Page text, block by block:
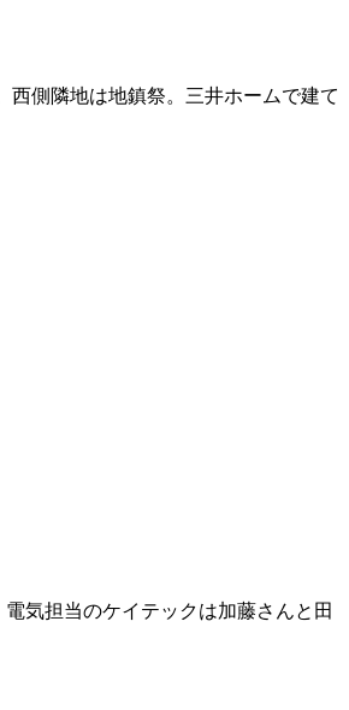
側隣地は地鎮祭。三井ホームで建て
気担当のケイテックは加藤さんと田